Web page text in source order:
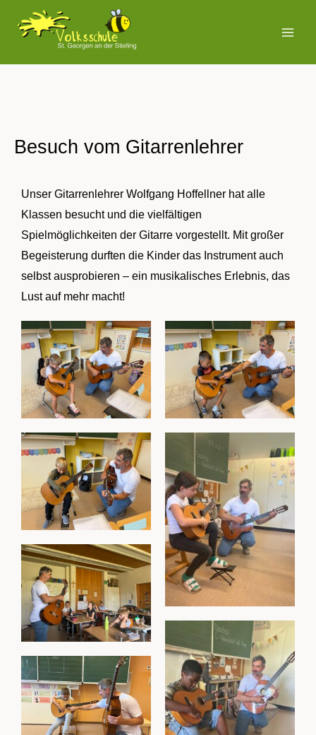
Inhalt
springen
Besuch vom Gitarrenlehrer
Unser Gitarrenlehrer Wolfgang Hoffellner hat alle
Klassen besucht und die vielfältigen
Spielmöglichkeiten der Gitarre vorgestellt. Mit großer
Begeisterung durften die Kinder das Instrument auch
selbst ausprobieren – ein musikalisches Erlebnis, das
Lust auf mehr macht!